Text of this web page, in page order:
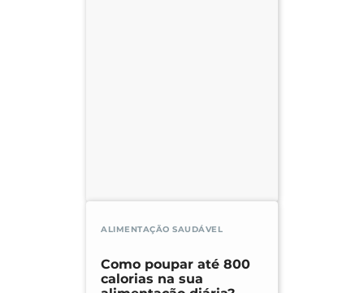
ALIMENTAÇÃO SAUDÁVEL
Como poupar até 800
calorias na sua